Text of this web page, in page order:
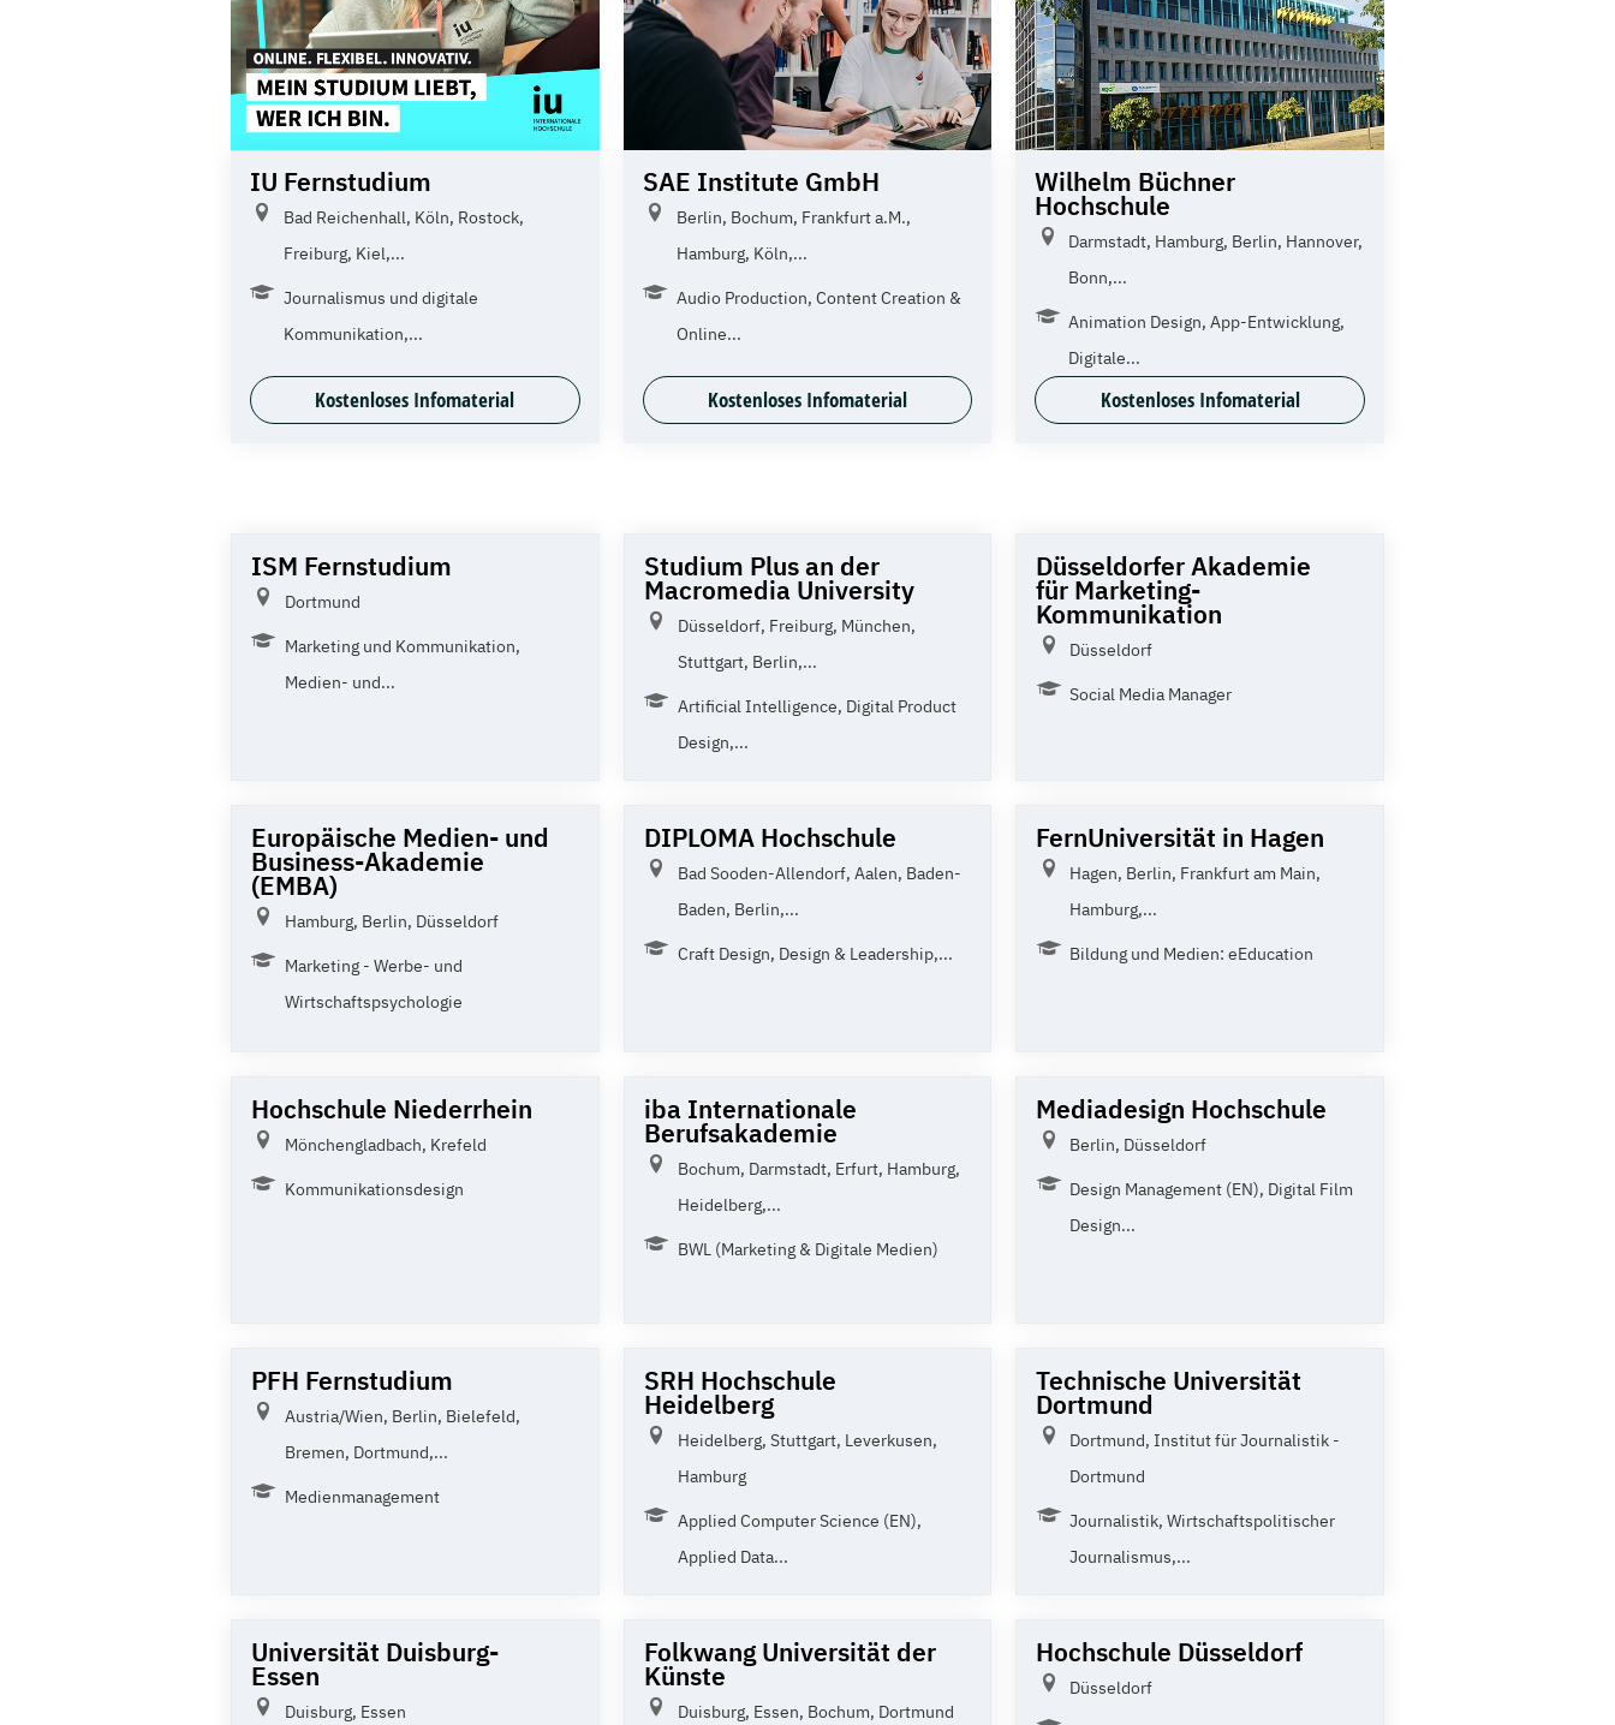
IU Fernstudium
Bad Reichenhall, Köln, Rostock,
Freiburg, Kiel,...
Journalismus und digitale
Kommunikation,...
Kostenloses Infomaterial
SAE Institute GmbH
Berlin, Bochum, Frankfurt a.M.,
Hamburg, Köln,...
Audio Production, Content Creation &
Online...
Kostenloses Infomaterial
Wilhelm Büchner
Hochschule
Darmstadt, Hamburg, Berlin, Hannover,
Bonn,...
Animation Design, App-Entwicklung,
Digitale...
Kostenloses Infomaterial
ISM Fernstudium
Dortmund
Marketing und Kommunikation,
Medien- und...
Studium Plus an der
Macromedia University
Düsseldorf, Freiburg, München,
Stuttgart, Berlin,...
Artificial Intelligence, Digital Product
Design,...
Düsseldorfer Akademie
für Marketing-
Kommunikation
Düsseldorf
Social Media Manager
Europäische Medien- und
Business-Akademie
(EMBA)
Hamburg, Berlin, Düsseldorf
Marketing - Werbe- und
Wirtschaftspsychologie
DIPLOMA Hochschule
Bad Sooden-Allendorf, Aalen, Baden-
Baden, Berlin,...
Craft Design, Design & Leadership,...
FernUniversität in Hagen
Hagen, Berlin, Frankfurt am Main,
Hamburg,...
Bildung und Medien: eEducation
Hochschule Niederrhein
Mönchengladbach, Krefeld
Kommunikationsdesign
iba Internationale
Berufsakademie
Bochum, Darmstadt, Erfurt, Hamburg,
Heidelberg,...
BWL (Marketing & Digitale Medien)
Mediadesign Hochschule
Berlin, Düsseldorf
Design Management (EN), Digital Film
Design...
PFH Fernstudium
Austria/Wien, Berlin, Bielefeld,
Bremen, Dortmund,...
Medienmanagement
SRH Hochschule
Heidelberg
Heidelberg, Stuttgart, Leverkusen,
Hamburg
Applied Computer Science (EN),
Applied Data...
Technische Universität
Dortmund
Dortmund, Institut für Journalistik -
Dortmund
Journalistik, Wirtschaftspolitischer
Journalismus,...
Universität Duisburg-
Essen
Duisburg, Essen
Folkwang Universität der
Künste
Duisburg, Essen, Bochum, Dortmund
Hochschule Düsseldorf
Düsseldorf